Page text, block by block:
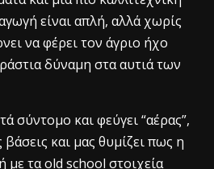
είναι απλή, αλλά χωρίς
να φέρει τον άγριο ήχο
δύναμη στα αυτιά των
σύντομο και φεύγει “αέρας”,
και μας θυμίζει πως η
με τα old school στοιχεία